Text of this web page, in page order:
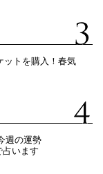
ットを購入！春気
週の運勢
占います